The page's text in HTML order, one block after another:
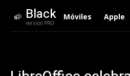
Black
version PRO
Móviles Apple